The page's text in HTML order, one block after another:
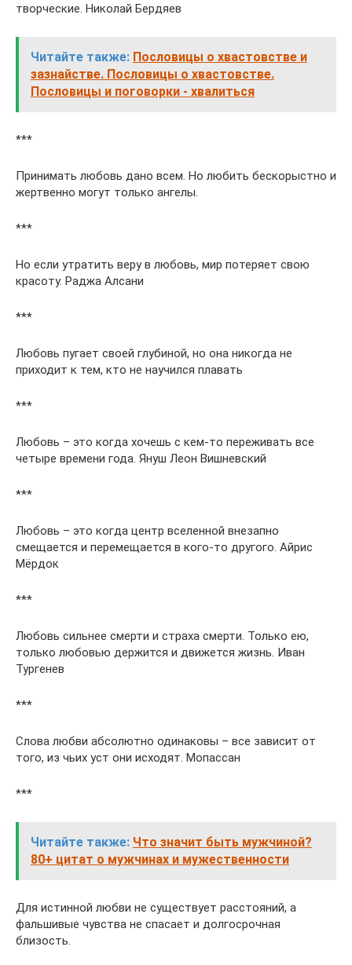
творческие. Николай Бердяев
Читайте также: Пословицы о хвастовстве и
зазнайстве. Пословицы о хвастовстве.
Пословицы и поговорки - хвалиться
***
Принимать любовь дано всем. Но любить бескорыстно и
жертвенно могут только ангелы.
***
Но если утратить веру в любовь, мир потеряет свою
красоту. Раджа Алсани
***
Любовь пугает своей глубиной, но она никогда не
приходит к тем, кто не научился плавать
***
Любовь – это когда хочешь с кем-то переживать все
четыре времени года. Януш Леон Вишневский
***
Любовь – это когда центр вселенной внезапно
смещается и перемещается в кого-то другого. Айрис
Мёрдок
***
Любовь сильнее смерти и страха смерти. Только ею,
только любовью держится и движется жизнь. Иван
Тургенев
***
Слова любви абсолютно одинаковы – все зависит от
того, из чьих уст они исходят. Мопассан
***
Читайте также: Что значит быть мужчиной?
80+ цитат о мужчинах и мужественности
Для истинной любви не существует расстояний, а
фальшивые чувства не спасает и долгосрочная
близость.